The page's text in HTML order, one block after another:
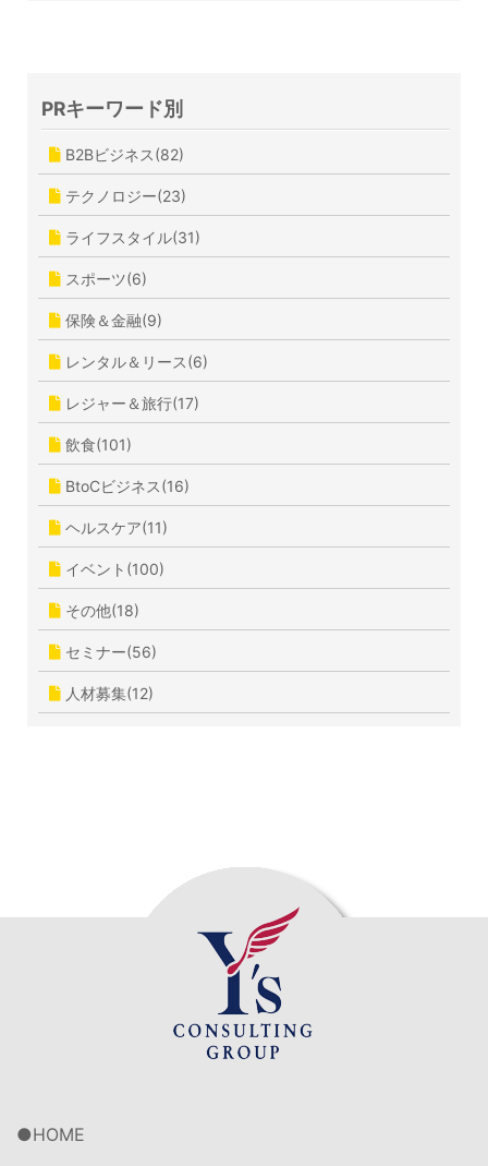
PRキーワード別
B2Bビジネス(82)
テクノロジー(23)
ライフスタイル(31)
スポーツ(6)
保険＆金融(9)
レンタル＆リース(6)
レジャー＆旅行(17)
飲食(101)
BtoCビジネス(16)
ヘルスケア(11)
イベント(100)
その他(18)
セミナー(56)
人材募集(12)
HOME